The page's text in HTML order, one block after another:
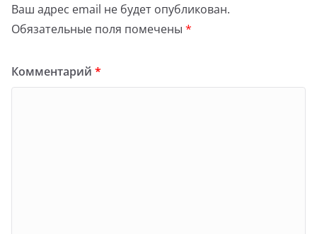
Ваш адрес email не будет опубликован.
Обязательные поля помечены *
Комментарий *